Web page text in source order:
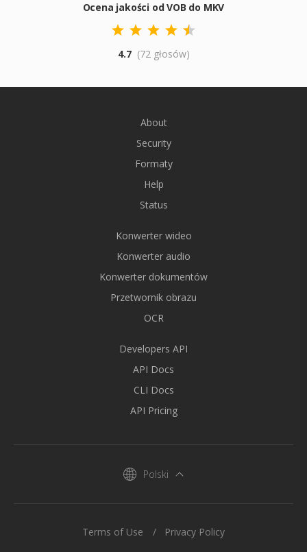
Ocena jakości od VOB do MKV
4.7 (72 głosów)
About
Security
Formaty
Help
Status
Konwerter wideo
Konwerter audio
Konwerter dokumentów
Przetwornik obrazu
OCR
Developers API
API Docs
CLI Docs
API Pricing
Polski
Terms of Use Privacy Policy